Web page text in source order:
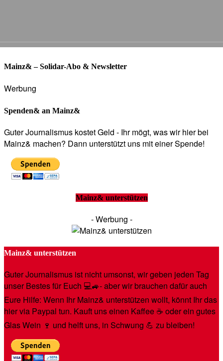
Mainz& – Solidar-Abo & Newsletter
Werbung
Spenden& an Mainz&
Guter Journalismus kostet Geld - Ihr mögt, was wir hier bei
Mainz& machen? Dann unterstützt uns mit einer Spende!
Mainz& unterstützen
- Werbung -
Mainz& unterstützen
Guter Journalismus ist nicht umsonst, wir geben jeden Tag
unser Bestes für Euch 💻🚙- aber wir brauchen dafür auch
Eure Hilfe: Wenn Ihr Mainz& unterstützen wollt, könnt Ihr das
hier via Paypal tun. Kauft uns einen Kaffee ☕️ oder ein gutes
Glas Wein 🍷 und helft uns, in Schwung 💪 zu bleiben!